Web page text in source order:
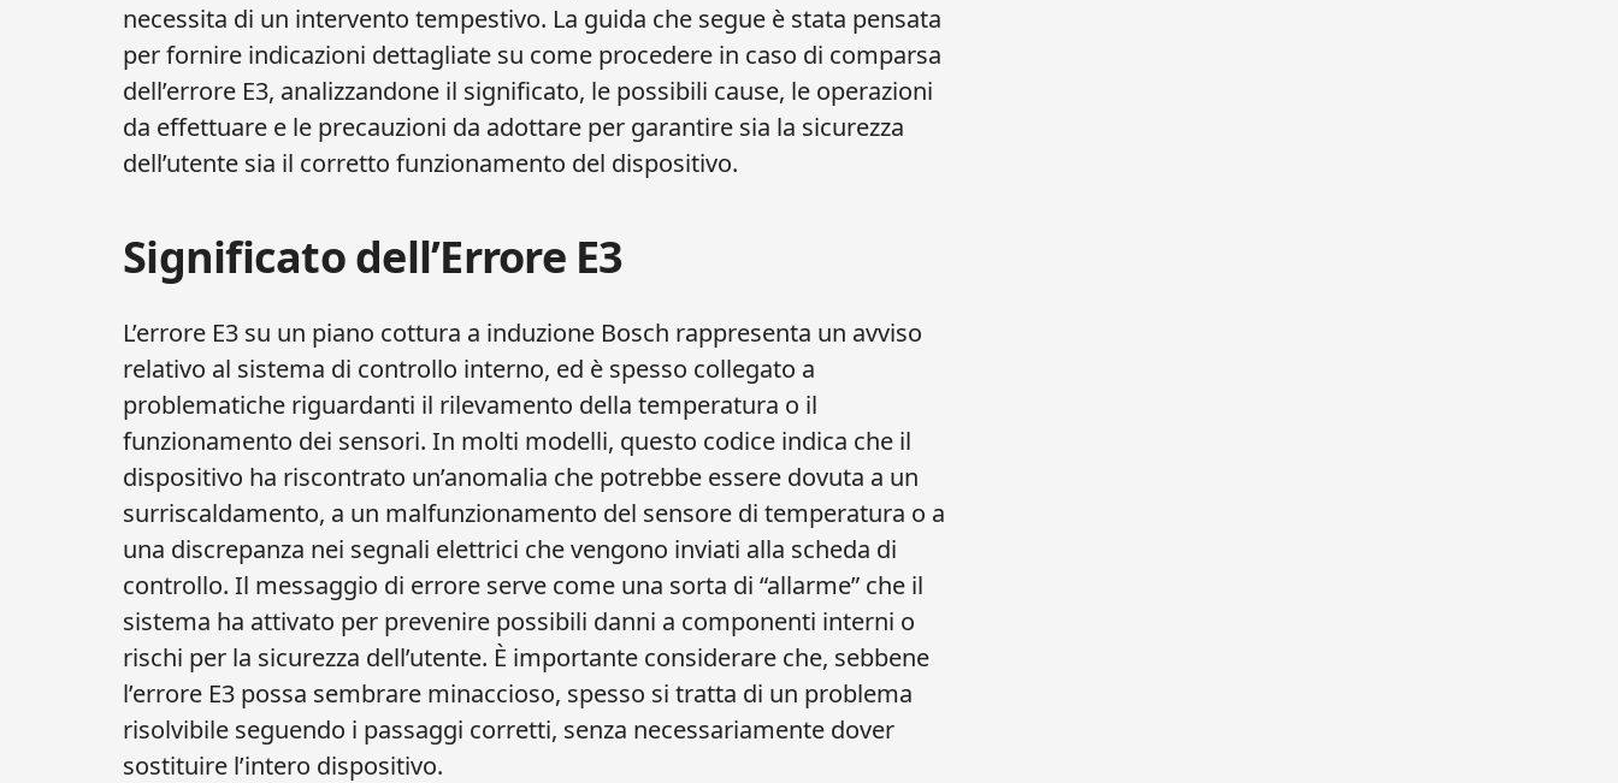
necessita di un intervento tempestivo. La guida che segue è stata pensata
per fornire indicazioni dettagliate su come procedere in caso di comparsa
dell’errore E3, analizzandone il significato, le possibili cause, le operazioni
da effettuare e le precauzioni da adottare per garantire sia la sicurezza
dell’utente sia il corretto funzionamento del dispositivo.
Significato dell’Errore E3
L’errore E3 su un piano cottura a induzione Bosch rappresenta un avviso
relativo al sistema di controllo interno, ed è spesso collegato a
problematiche riguardanti il rilevamento della temperatura o il
funzionamento dei sensori. In molti modelli, questo codice indica che il
dispositivo ha riscontrato un’anomalia che potrebbe essere dovuta a un
surriscaldamento, a un malfunzionamento del sensore di temperatura o a
una discrepanza nei segnali elettrici che vengono inviati alla scheda di
controllo. Il messaggio di errore serve come una sorta di “allarme” che il
sistema ha attivato per prevenire possibili danni a componenti interni o
rischi per la sicurezza dell’utente. È importante considerare che, sebbene
l’errore E3 possa sembrare minaccioso, spesso si tratta di un problema
risolvibile seguendo i passaggi corretti, senza necessariamente dover
sostituire l’intero dispositivo.